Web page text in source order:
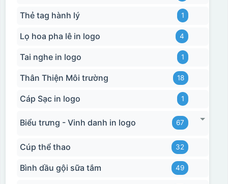
Thẻ tag hành lý 1
Lọ hoa pha lê in logo 4
Tai nghe in logo 1
Thân Thiện Môi trường 18
Cáp Sạc in logo 1
Biểu trưng - Vinh danh in logo 67
Cúp thể thao 32
Bình dầu gội sữa tắm 49